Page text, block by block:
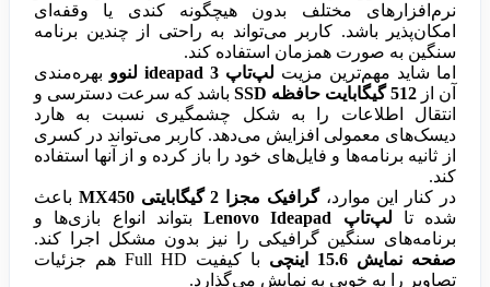
نرم‌افزارهای مختلف بدون هیچگونه کندی یا وقفه‌ای
امکان‌پذیر باشد. کاربر می‌تواند به راحتی از چندین برنامه
سنگین به صورت همزمان استفاده کند.
اما شاید مهم‌ترین مزیت لپ‌تاپ ideapad 3 لنوو
بهره‌مندی
آن از 512 گیگابایت حافظه SSD
باشد که سرعت دسترسی و
انتقال اطلاعات را به شکل چشمگیری نسبت به هارد
دیسک‌های معمولی افزایش می‌دهد. کاربر می‌تواند در کسری
از ثانیه برنامه‌ها و فایل‌های خود را باز کرده و از آنها استفاده
کند.
در کنار این موارد،گرافیک مجزا 2 گیگابایتی MX450
باعث
شده تا لپ‌تاپ Lenovo Ideapad
بتواند انواع بازی‌ها و
برنامه‌های سنگین گرافیکی را نیز بدون مشکل اجرا کند.
صفحه نمایش 15.6 اینچی
با کیفیت Full HD هم جزئیات
تصاویر را به خوبی به نمایش می‌گذارد.